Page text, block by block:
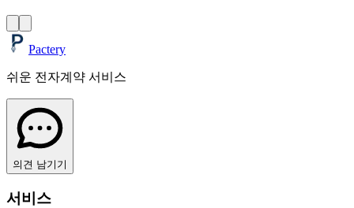
Pactery
쉬운 전자계약 서비스
의견 남기기
서비스